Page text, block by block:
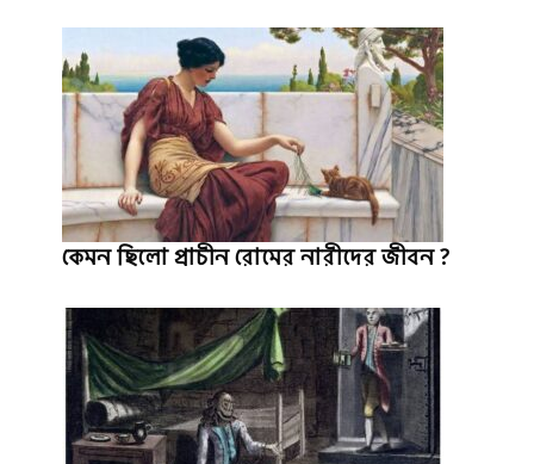
কেমন ছিলো প্রাচীন রোমের নারীদের জীবন ?